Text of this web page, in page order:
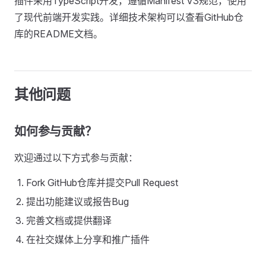
了现代前端开发实践。详细技术架构可以查看GitHub仓
库的README文档。
其他问题
如何参与贡献？
欢迎通过以下方式参与贡献：
Fork GitHub仓库并提交Pull Request
提出功能建议或报告Bug
完善文档或提供翻译
在社交媒体上分享和推广插件